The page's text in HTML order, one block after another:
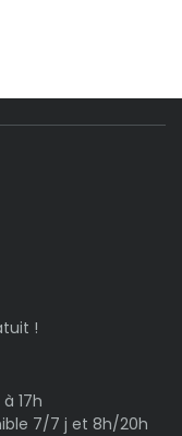
!
17h
7/7 j et 8h/20h